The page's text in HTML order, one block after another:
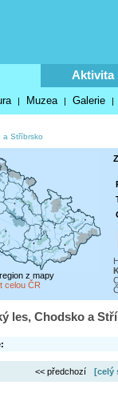
Aktivita
| Muzea | Galerie |
a Stříbrsko
z mapy
celou ČR
les, Chodsko a
<< předchozí [celý